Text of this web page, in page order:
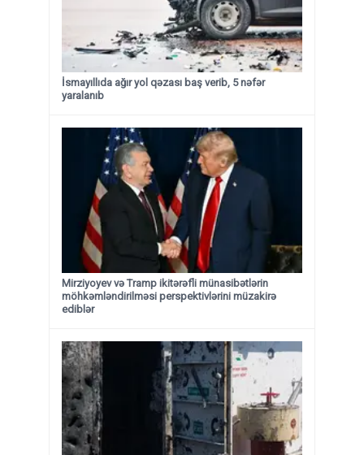
İsmayıllıda ağır yol qəzası baş verib, 5 nəfər
yaralanıb
Mirziyoyev və Tramp ikitərəfli münasibətlərin
möhkəmləndirilməsi perspektivlərini müzakirə
ediblər